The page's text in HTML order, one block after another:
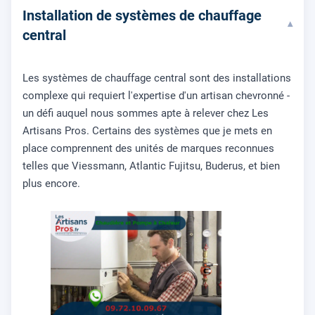
Installation de systèmes de chauffage
central
▾
Les systèmes de chauffage central sont des installations
complexe qui requiert l'expertise d'un artisan chevronné -
un défi auquel nous sommes apte à relever chez Les
Artisans Pros. Certains des systèmes que je mets en
place comprennent des unités de marques reconnues
telles que Viessmann, Atlantic Fujitsu, Buderus, et bien
plus encore.